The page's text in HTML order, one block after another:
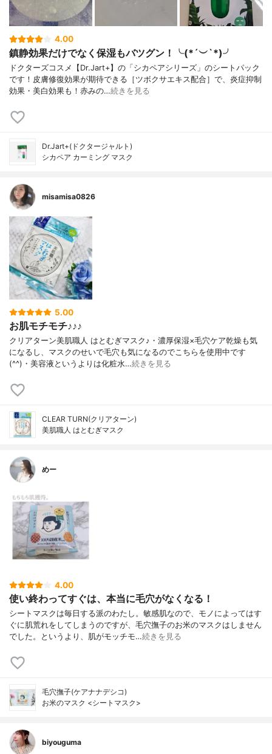
4.00
鎮静効果だけでなく保湿もバツグン！╰(*´︶`*)╯
ドクターズコスメ【Dr.Jart+】の「シカペアシリーズ」のシートパック
です！皮膚修復効果が期待できる［ツボクサエキス配合］で、炎症抑制
効果・美白効果も！赤みの…続きを見る
Dr.Jart+(ドクタージャルト)
シカペア カーミング マスク
misamisa0826
5.00
お肌モチモチ♪♪♪
クリアターン美肌職人 はとむぎマスク♪・濃厚保湿×毛穴ケア乾燥も気
になるし、マスクのせいで毛穴も気になるのでこちらを使用中です
(^^)・美容液というよりは化粧水…続きを見る
CLEAR TURN(クリアターン)
美肌職人 はとむぎマスク
めー
4.00
使い終わってすぐは、本当に毛穴がなくなる！
シートマスクは毎日する派のわたし。敏感肌なので、モノによってはす
ぐに肌荒れをしてしまうのですが、毛穴撫子のお米のマスクはしません
でした。というより、肌がモッチモ…続きを見る
毛穴撫子(ケアナナデシコ)
お米のマスク <シートマスク>
biyouguma